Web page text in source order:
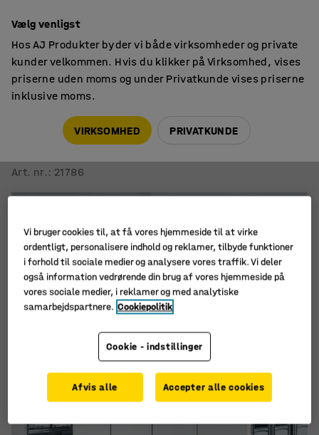
Kompakt arkivreolsystem TRANSFORM
Art. nr. : 21786
Vælg venligst
Hos AJ Produkter byder vi både virksomheder og private
kunder velkommen. Hvis du klikker på Virksomhed, vises
priserne uden moms og under Privatkunde vises priserne
inklusive moms.
VIRKSOMHED PRIVATKUNDE
Vi bruger cookies til, at få vores hjemmeside til at virke
ordentligt, personalisere indhold og reklamer, tilbyde funktioner
i forhold til sociale medier og analysere vores traffik. Vi deler
også information vedrørende din brug af vores hjemmeside på
vores sociale medier, i reklamer og med analytiske
samarbejdspartnere. Cookiepolitik
Cookie - indstillinger
Afvis alle Accepter alle cookies